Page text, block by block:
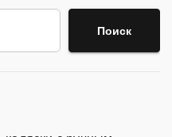
kl
a
в
и Поиск